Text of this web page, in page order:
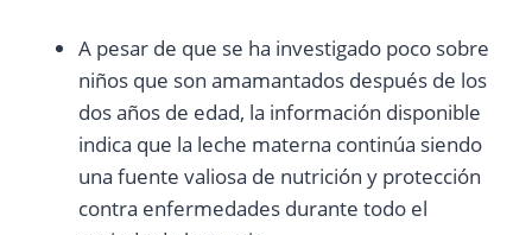
A pesar de que se ha investigado poco sobre
niños que son amamantados después de los
dos años de edad, la información disponible
indica que la leche materna continúa siendo
una fuente valiosa de nutrición y protección
contra enfermedades durante todo el